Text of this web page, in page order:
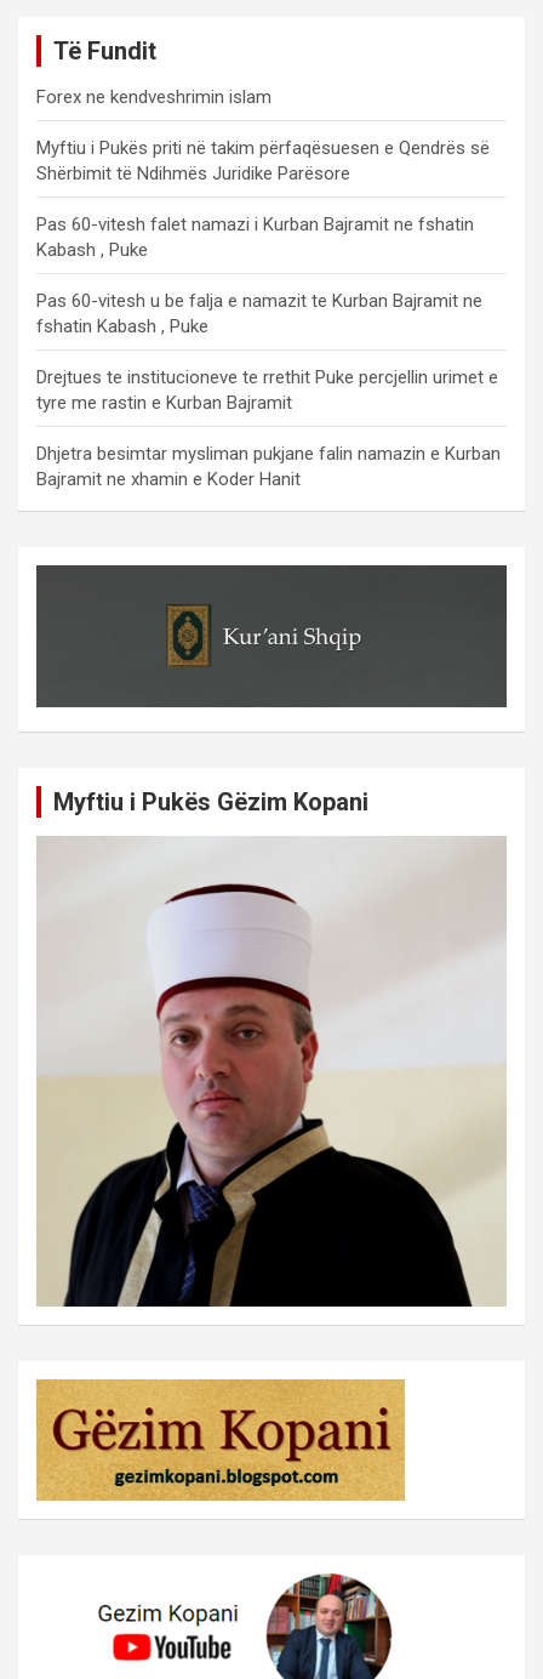
Të Fundit
Forex ne kendveshrimin islam
Myftiu i Pukës priti në takim përfaqësuesen e Qendrës së
Shërbimit të Ndihmës Juridike Parësore
Pas 60-vitesh falet namazi i Kurban Bajramit ne fshatin
Kabash , Puke
Pas 60-vitesh u be falja e namazit te Kurban Bajramit ne
fshatin Kabash , Puke
Drejtues te institucioneve te rrethit Puke percjellin urimet e
tyre me rastin e Kurban Bajramit
Dhjetra besimtar mysliman pukjane falin namazin e Kurban
Bajramit ne xhamin e Koder Hanit
Myftiu i Pukës Gëzim Kopani